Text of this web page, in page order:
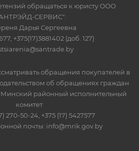
обращаться к юристу ООО
СЕРВИС":
Дарья Сергеевна
+375(17)3881402 (доб. 127)
обращения покупателей в
об обращениях граждан
районный исполнительный
комитет
270-50-24, +375 (17) 5427577
почты: info@mrik.gov.by